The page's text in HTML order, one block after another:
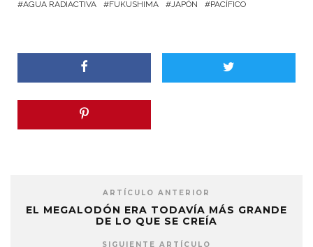
AGUA RADIACTIVA FUKUSHIMA JAPÓN PACÍFICO
ARTÍCULO ANTERIOR
EL MEGALODÓN ERA TODAVÍA MÁS GRANDE
DE LO QUE SE CREÍA
SIGUIENTE ARTÍCULO